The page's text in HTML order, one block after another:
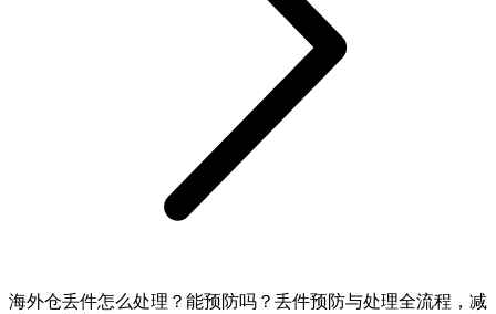
海外仓丢件怎么处理？能预防吗？丢件预防与处理全流程，减